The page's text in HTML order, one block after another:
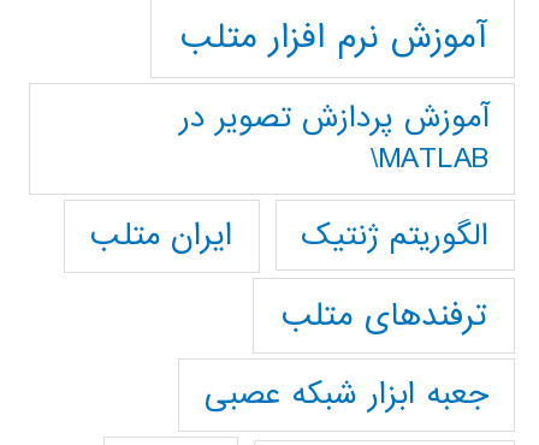
آموزش نرم افزار متلب
آموزش پردازش تصوير در
MATLAB\
الگوریتم ژنتیک
ایران متلب
ترفندهای متلب
جعبه ابزار شبکه عصبی